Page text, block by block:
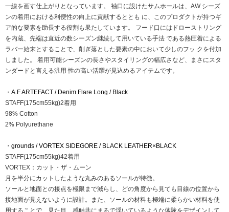
一線を画す仕上がりとなっています。 袖口に設けたサムホールは、AW シーズ
ンの着用における利便性の向上に貢献するととも に、このプロダクトが持つギ
ア的な要素を助⻑する役割も果たしています。 フード口にはドローストリング
を内蔵、先端は直近の数シーズン継続して用いている手法 である熱圧着による
ラバー始末とすることで、削ぎ落とした要素の中において少しのフッ クを付加
しました。 着用可能シーズンの⻑さやスタイリングの幅広さなど、まさにスタ
ンダードと言える汎用 性の高い活躍が見込めるアイテムです。
・ A.F ARTEFACT / Denim Flare Long / Black
STAFF(175cm55kg)2着用
98% Cotton
2% Polyurethane
・ grounds / VORTEX SIDEGORE / BLACK LEATHER×BLACK
STAFF(175cm55kg)42着用
VORTEX：カット・ザ・ムーン
月を半分にカットしたような丸みのあるソールが特徴。
ソールと地面との接点を極限まで減らし、どの角度から見ても目線の位置から
接地面が見えないように設計。また、ソールの材料も極端に柔らかい材料を使
用することで、見た目、感触共にまるで浮いているような体験をデザインして